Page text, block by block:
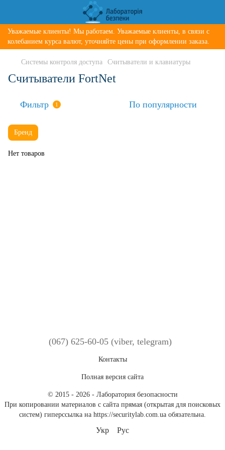
Уважаемые клиенты! Мы работаем. Уважаемые клиенты, в связи с
колебанием курса валют, уточняйте цены при оформлении заказа.
Системы контроля доступа Считыватели и клавиатуры
Считыватели FortNet
Фильтр 1 По популярности
Бренд
Нет товаров
(067) 625-60-05 (viber, telegram)
Контакты
Полная версия сайта
© 2015 - 2026 - Лаборатория безопасности
При копировании материалов с сайта прямая (открытая для поисковых
систем) гиперссылка на https://securitylab.com.ua обязательна.
Укр Рус